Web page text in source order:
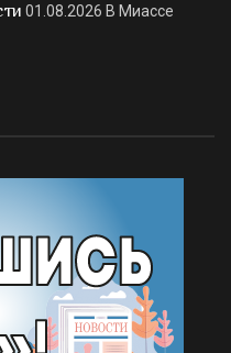
01.08.2026 В Миассе